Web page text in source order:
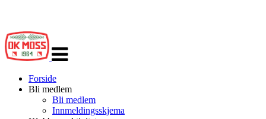
navigasjon
Forside
Bli medlem
Bli medlem
Innmeldingsskjema